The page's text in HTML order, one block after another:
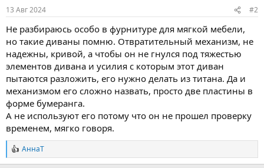
13 Авг 2024 #2
Не разбираюсь особо в фурнитуре для мягкой мебели,
но такие диваны помню. Отвратительный механизм, не
надежны, кривой, а чтобы он не гнулся под тяжестью
элементов дивана и усилия с которым этот диван
пытаются разложить, его нужно делать из титана. Да и
механизмом его сложно назвать, просто две пластины в
форме бумеранга.
А не используют его потому что он не прошел проверку
временем, мягко говоря.
Р
е
АннаТ